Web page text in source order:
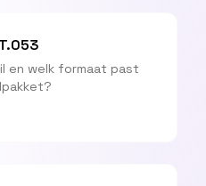
en welk formaat past